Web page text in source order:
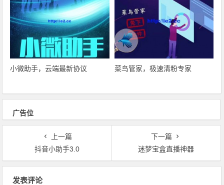
小微助手，云端最新协议 菜鸟管家，极速清粉专家
广告位
上一篇
抖音小助手3.0
下一篇
迷梦宝盒直播神器
发表评论